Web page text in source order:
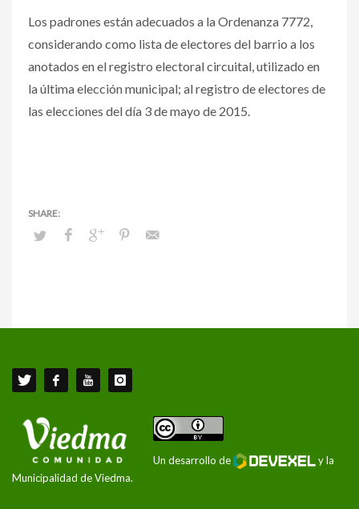
Los padrones están adecuados a la Ordenanza 7772,
considerando como lista de electores del barrio a los
anotados en el registro electoral circuital, utilizado en
la última elección municipal; al registro de electores de
las elecciones del día 3 de mayo de 2015.
Un desarrollo de
y la
Municipalidad de Viedma.